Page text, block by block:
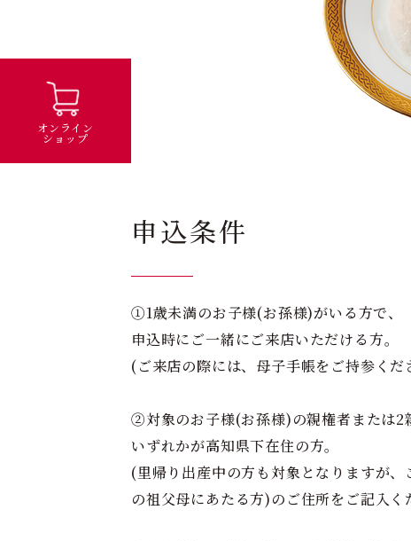
オンライン
ショップ
申込条件
①1歳未満のお子様(お孫様)がいる方で、
申込時にご一緒にご来店いただける方。
(ご来店の際には、母子手帳をご持参くだ
②対象のお子様(お孫様)の親権者または2
いずれかが高知県下在住の方。
(里帰り出産中の方も対象となりますが
の祖父母にあたる方)のご住所をご記入く